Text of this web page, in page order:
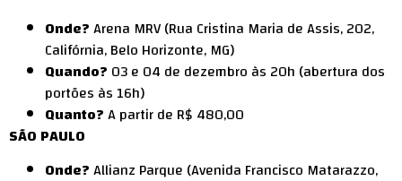
Onde?Arena MRV (Rua Cristina Maria de Assis, 202,
Califórnia, Belo Horizonte, MG)
Quando? 03 e 04 de dezembro às 20h (abertura dos
portões às 16h)
Quanto?A partir de R$ 480,00
SÃO PAULO
Onde?Allianz Parque (Avenida Francisco Matarazzo,